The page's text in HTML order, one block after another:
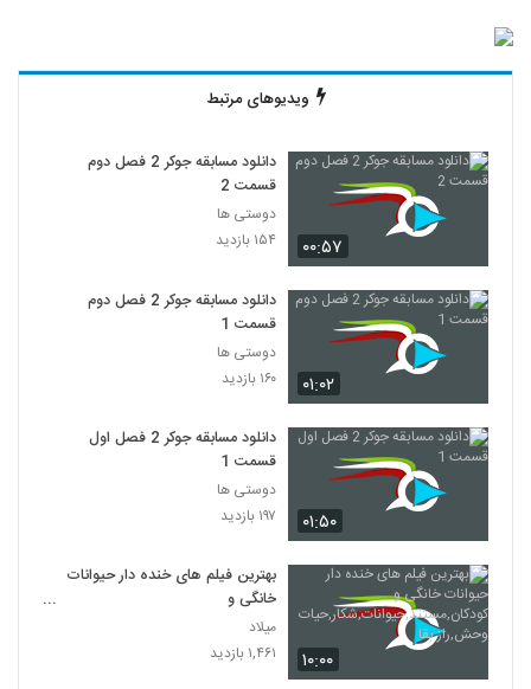
ویدیوهای مرتبط
۰۰:۵۷
دانلود مسابقه جوکر 2 فصل دوم
قسمت 2
دوستی ها
۱۵۴ بازدید
۰۱:۰۲
دانلود مسابقه جوکر 2 فصل دوم
قسمت 1
دوستی ها
۱۶۰ بازدید
۰۱:۵۰
دانلود مسابقه جوکر 2 فصل اول
قسمت 1
دوستی ها
۱۹۷ بازدید
۱۰:۰۰
بهترین فیلم های خنده دار حیوانات
خانگی و
کودکان,مستند,حیوانات,شکار,حیات
وحش,راز بقا
میلاد
۱,۴۶۱ بازدید